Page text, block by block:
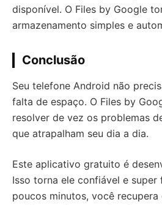
disponível. O Files by Google
armazenamento simples e
Conclusão
Seu telefone Android não
falta de espaço. O Files by
resolver de vez os problemas
que atrapalham seu dia a dia.
Este aplicativo gratuito é
Isso torna ele confiável e super
poucos minutos, você